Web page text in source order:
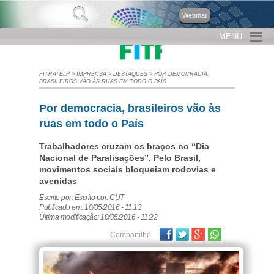
Webmail
MENU
FITRATELP > IMPRENSA > DESTAQUES > POR DEMOCRACIA,
BRASILEIROS VÃO ÀS RUAS EM TODO O PAÍS
Por democracia, brasileiros vão às
ruas em todo o País
Trabalhadores cruzam os braços no “Dia
Nacional de Paralisações”. Pelo Brasil,
movimentos sociais bloqueiam rodovias e
avenidas
Escrito por: Escrito por: CUT
Publicado em: 10/05/2016 - 11:13
Última modificação: 10/05/2016 - 11:22
Compartilhe Facebook
TwitterGoogle Plus